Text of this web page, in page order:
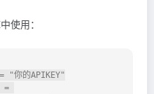
使用：
"你的APIKEY"
=